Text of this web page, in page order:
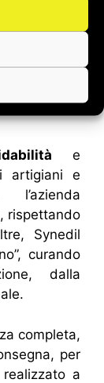
è in
in un luogo
estetica
e
artigiani e
rispettando
Synedil
curando
dalla
completa,
per
a